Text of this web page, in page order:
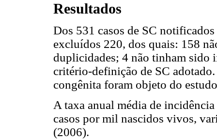
Resultados
Dos 531 casos de SC
excluídos 220, dos quais: 158
duplicidades; 4 não tinham sido
critério-definição de SC
congênita foram objeto do
A taxa anual média de
casos por mil nascidos vivos,
(2006).